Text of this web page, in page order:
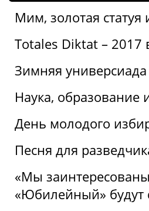
Мим, золотая статуя
Totales Diktat – 2017
Зимняя
Наука, образование
День молодого
Песня для
«Мы
«Юбилейный» будут